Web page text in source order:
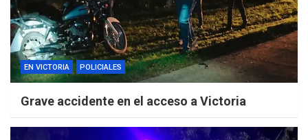
EN VICTORIA POLICIALES
Grave accidente en el acceso a Victoria